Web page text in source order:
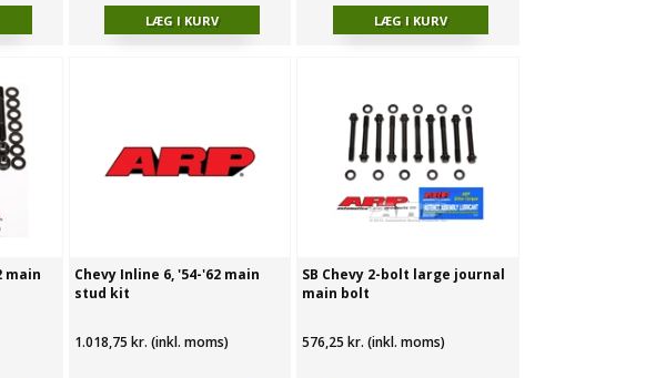
main
Chevy Inline 6, '54-'62 main
stud kit
1.018,75 kr. (inkl. moms)
SB Chevy 2-bolt large journal
main bolt
576,25 kr. (inkl. moms)